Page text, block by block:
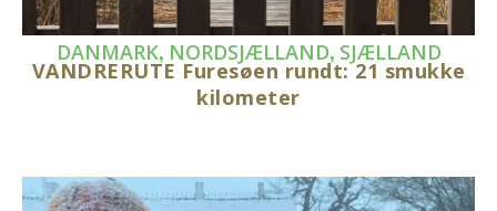
DANMARK, NORDSJÆLLAND, SJÆLLAND
VANDRERUTE Furesøen rundt: 21 smukke
kilometer